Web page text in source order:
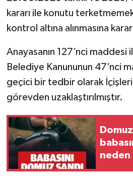
kararı ile konutu
kontrol altına alınmasına
Anayasanın 127’nci maddesi
Belediye Kanununun 47’nci
geçici bir tedbir olarak İçişleri
görevden uzaklaştırılmıştır.
neden